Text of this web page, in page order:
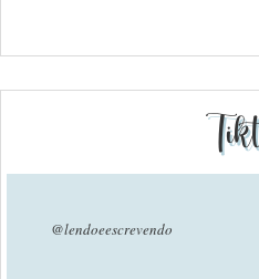
@lendoeescrevendo